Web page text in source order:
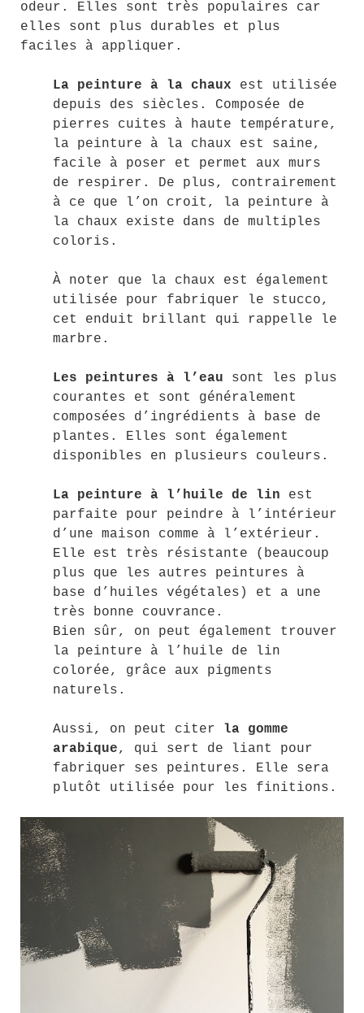
odeur. Elles sont très populaires car
elles sont plus durables et plus
faciles à appliquer.
La peinture à la chaux est utilisée
depuis des siècles. Composée de
pierres cuites à haute température,
la peinture à la chaux est saine,
facile à poser et permet aux murs
de respirer. De plus, contrairement
à ce que l’on croit, la peinture à
la chaux existe dans de multiples
coloris.
À noter que la chaux est également
utilisée pour fabriquer le stucco,
cet enduit brillant qui rappelle le
marbre.
Les peintures à l’eau sont les plus
courantes et sont généralement
composées d’ingrédients à base de
plantes. Elles sont également
disponibles en plusieurs couleurs.
La peinture à l’huile de lin est
parfaite pour peindre à l’intérieur
d’une maison comme à l’extérieur.
Elle est très résistante (beaucoup
plus que les autres peintures à
base d’huiles végétales) et a une
très bonne couvrance.
Bien sûr, on peut également trouver
la peinture à l’huile de lin
colorée, grâce aux pigments
naturels.
Aussi, on peut citer la gomme
arabique, qui sert de liant pour
fabriquer ses peintures. Elle sera
plutôt utilisée pour les finitions.